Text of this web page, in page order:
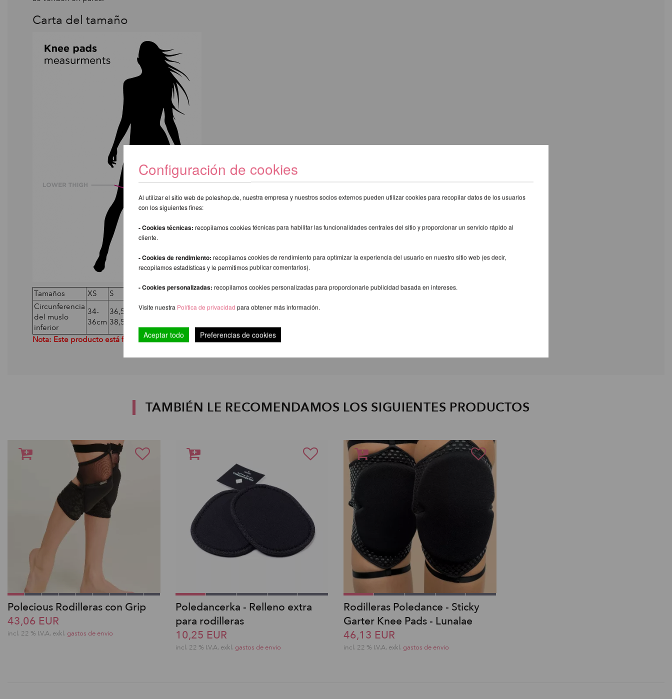
Carta del tamaño
Tamaños XS S M L
XL
Circunferencia
del muslo
inferior
34-
36cm
36,5-
38,5cm
39-
41,5-
44-
Nota: Este producto está fabricado con material fino. Por favor, póngase con cuidado.
TAMBIÉN LE RECOMENDAMOS LOS SIGUIENTES PRODUCTOS
Polecious Rodilleras con Grip
43,06 EUR
incl. 22 % I.V.A. exkl. gastos de envio
Poledancerka - Relleno extra
para rodilleras
10,25 EUR
incl. 22 % I.V.A. exkl. gastos de envio
Rodilleras Poledance - Sticky
Garter Knee Pads - Lunalae
46,13 EUR
incl. 22 % I.V.A. exkl. gastos de envio
Configuración de cookies
Al utilizar el sitio web de poleshop.de, nuestra empresa y nuestros socios externos pueden utilizar cookies para recopilar datos de los usuarios
con los siguientes fines:
- Cookies técnicas: recopilamos cookies técnicas para habilitar las funcionalidades centrales del sitio y proporcionar un servicio rápido al
cliente.
- Cookies de rendimiento: recopilamos cookies de rendimiento para optimizar la experiencia del usuario en nuestro sitio web (es decir,
recopilamos estadísticas y le permitimos publicar comentarios).
- Cookies personalizadas: recopilamos cookies personalizadas para proporcionarle publicidad basada en intereses.
Visite nuestra Política de privacidad para obtener más información.
Aceptar todo Preferencias de cookies